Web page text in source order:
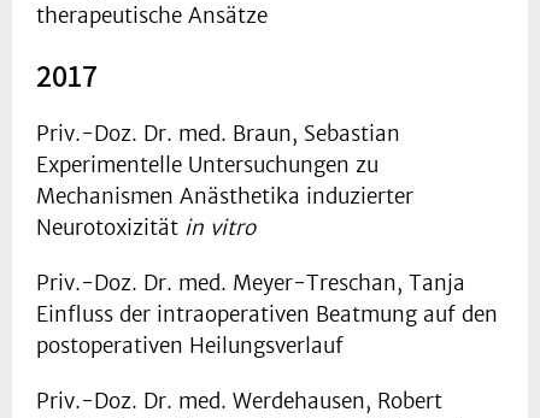
therapeutische Ansätze
2017
Priv.-Doz. Dr. med. Braun, Sebastian
Experimentelle Untersuchungen zu
Mechanismen Anästhetika induzierter
Neurotoxizität in vitro
Priv.-Doz. Dr. med. Meyer-Treschan, Tanja
Einfluss der intraoperativen Beatmung auf den
postoperativen Heilungsverlauf
Priv.-Doz. Dr. med. Werdehausen, Robert